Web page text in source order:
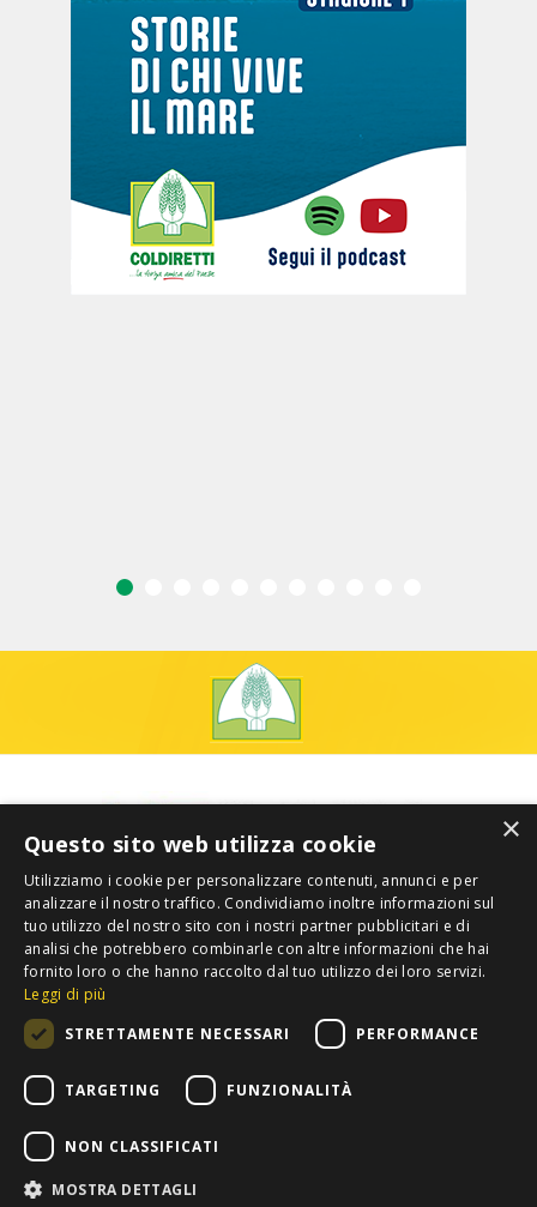
×
Questo sito web utilizza cookie
Utilizziamo i cookie per personalizzare contenuti, annunci e per
analizzare il nostro traffico. Condividiamo inoltre informazioni sul
tuo utilizzo del nostro sito con i nostri partner pubblicitari e di
analisi che potrebbero combinarle con altre informazioni che hai
fornito loro o che hanno raccolto dal tuo utilizzo dei loro servizi.
Leggi di più
STRETTAMENTE NECESSARI
PERFORMANCE
TARGETING FUNZIONALITÀ
NON CLASSIFICATI
MOSTRA DETTAGLI